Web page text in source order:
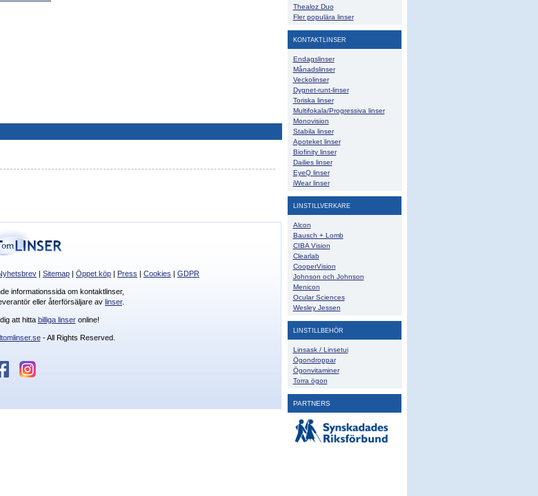
Thealoz Duo
Fler populära linser
KONTAKTLINSER
Endagslinser
Månadslinser
Veckolinser
Dygnet-runt-linser
Toriska linser
Multifokala/Progressiva linser
Monovision
Stabila linser
Apoteket linser
Biofinity linser
Dailies linser
EyeQ linser
iWear linser
LINSTILLVERKARE
Alcon
Bausch + Lomb
CIBA Vision
Clearlab
CooperVision
Johnson och Johnson
Menicon
Ocular Sciences
Wesley Jessen
LINSTILLBEHÖR
Linsask / Linsetui
Ögondroppar
Ögonvitaminer
Torra ögon
PARTNERS
| Sitemap | Öppet köp | Press | Cookies | GDPR
informationssida om kontaktlinser,
eller återförsäljare av linser.
att hitta billiga linseronline!
- All Rights Reserved.